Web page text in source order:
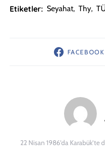
Etiketler: Seyahat, Thy,
FACEBOOK
22 Nisan 1986’da